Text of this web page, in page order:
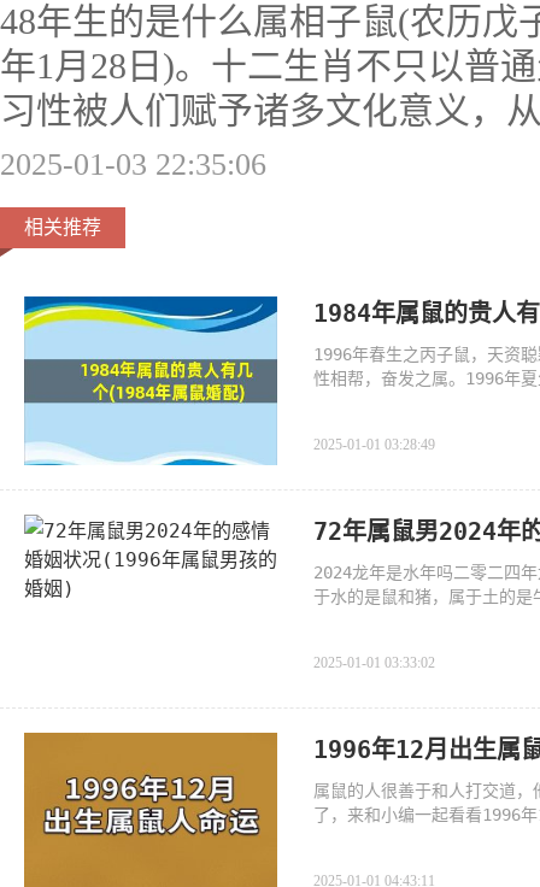
48年生的是什么属相子鼠(农历戊
年1月28日)。十二生肖不只以普
习性被人们赋予诸多文化意义，
2025-01-03 22:35:06
相关推荐
1984年属鼠的贵人
1996年春生之丙子鼠，天资
性相帮，奋发之属。1996年
2025-01-01 03:28:49
72年属鼠男2024年
2024龙年是水年吗二零二四
于水的是鼠和猪，属于土的
2025-01-01 03:33:02
1996年12月出生属
属鼠的人很善于和人打交道
了，来和小编一起看看1996
2025-01-01 04:43:11